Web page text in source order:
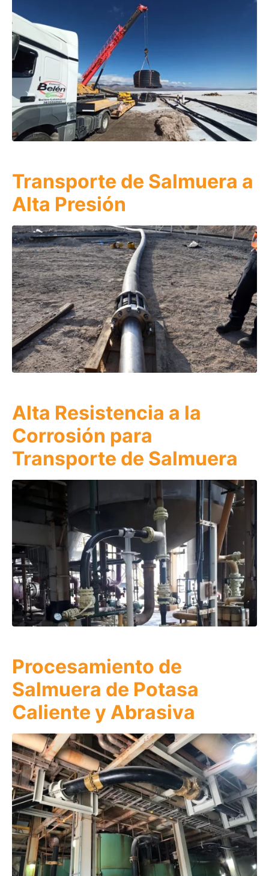
Transporte de Salmuera a
Alta Presión
Alta Resistencia a la
Corrosión para
Transporte de Salmuera
Procesamiento de
Salmuera de Potasa
Caliente y Abrasiva